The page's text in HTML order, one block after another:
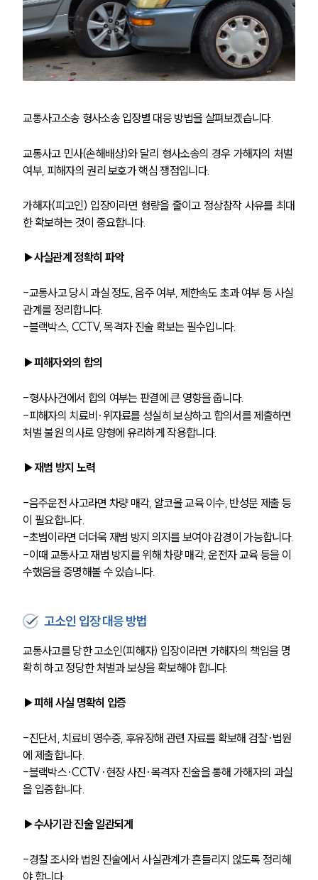
팀소개
대륜의 강점
오시는 길
글로벌 파트너 로펌
고객의 소리
AI대륜
업무사례
사례분석/최신동향
고객후기
음주교통사고대응부 업무
교통사고소송 형사소송 입장별 대응 방법을 살펴보겠습니다.
교통사고 민사(손해배상)와 달리 형사소송의 경우 가해자의 처벌
여부, 피해자의 권리 보호가 핵심 쟁점입니다.
가해자(피고인) 입장이라면 형량을 줄이고 정상참작 사유를 최대
한 확보하는 것이 중요합니다.
▶사실관계 정확히 파악
-교통사고 당시 과실 정도, 음주 여부, 제한속도 초과 여부 등 사실
관계를 정리합니다.
-블랙박스, CCTV, 목격자 진술 확보는 필수입니다.
▶피해자와의 합의
-형사사건에서 합의 여부는 판결에 큰 영향을 줍니다.
-피해자의 치료비·위자료를 성실히 보상하고 합의서를 제출하면
처벌 불원 의사로 양형에 유리하게 작용합니다.
▶재범 방지 노력
-음주운전 사고라면 차량 매각, 알코올 교육 이수, 반성문 제출 등
이 필요합니다.
-초범이라면 더더욱 재범 방지 의지를 보여야 감경이 가능합니다.
-이때 교통사고 재범 방지를 위해 차량 매각, 운전자 교육 등을 이
수했음을 증명해볼 수 있습니다.
고소인 입장 대응 방법
교통사고를 당한 고소인(피해자) 입장이라면 가해자의 책임을 명
확히 하고 정당한 처벌과 보상을 확보해야 합니다.
▶피해 사실 명확히 입증
-진단서, 치료비 영수증, 후유장해 관련 자료를 확보해 검찰·법원
에 제출합니다.
-블랙박스·CCTV·현장 사진·목격자 진술을 통해 가해자의 과실
을 입증합니다.
▶수사기관 진술 일관되게
-경찰 조사와 법원 진술에서 사실관계가 흔들리지 않도록 정리해
야 합니다.